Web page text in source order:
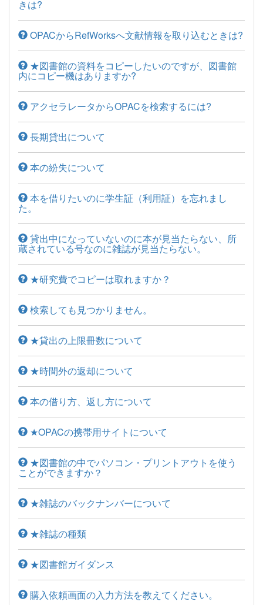
きは?
OPACからRefWorksへ文献情報を取り込むときは?
★図書館の資料をコピーしたいのですが、図書館
内にコピー機はありますか?
アクセラレータからOPACを検索するには?
長期貸出について
本の紛失について
本を借りたいのに学生証（利用証）を忘れまし
た。
貸出中になっていないのに本が見当たらない、所
蔵されている号なのに雑誌が見当たらない。
★研究費でコピーは取れますか？
検索しても見つかりません。
★貸出の上限冊数について
★時間外の返却について
本の借り方、返し方について
★OPACの携帯用サイトについて
★図書館の中でパソコン・プリントアウトを使う
ことができますか？
★雑誌のバックナンバーについて
★雑誌の種類
★図書館ガイダンス
購入依頼画面の入力方法を教えてください。